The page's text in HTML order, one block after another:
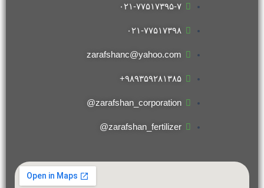
۰۲۱-۷۷۵۱۷۳۹۵-۷
۰۲۱-۷۷۵۱۷۳۹۸
zarafshanc@yahoo.com
۹۸۹۳۵۹۲۸۱۳۸۵+
zarafshan_corporation@
zarafshan_fertilizer@